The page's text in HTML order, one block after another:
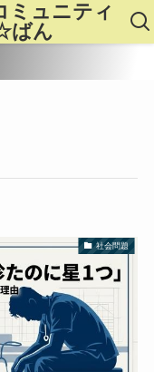
ミュニティ
ばん
社会問題